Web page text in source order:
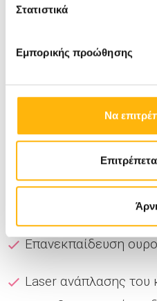
Στατιστικά
Εμπορικής προώθησης
Να
οι φυσικοθεραπευτές
ανάλογα με τη
Ακράτεια ούρων
Φυσικοθεραπευτικά-
ασκήσεις
Επανεκπαίδευση
Laser ανάπλασης του